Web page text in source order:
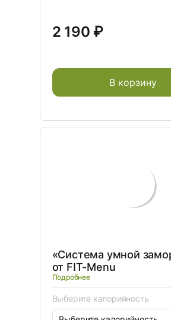
2 190 ₽
В корзину
«Система умной
от FIT-Menu
Подробнее
Выберите калорийность